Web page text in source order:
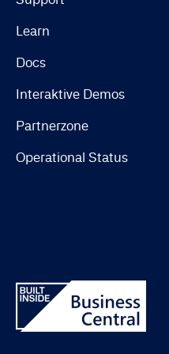
Learn
Docs
Interaktive Demos
Partnerzone
Operational Status